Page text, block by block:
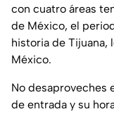
con cuatro áreas
de México, el
historia de Tijuana,
México.
No desaproveches
de entrada y su